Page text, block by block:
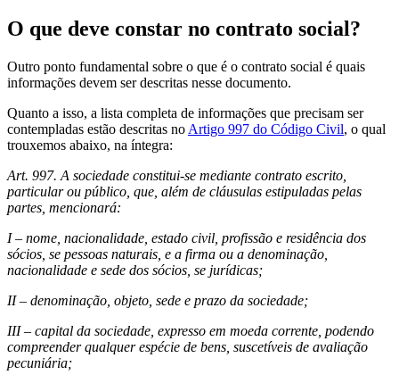
O que deve constar no contrato social?
Outro ponto fundamental sobre o que é o contrato social é quais
informações devem ser descritas nesse documento.
Quanto a isso, a lista completa de informações que precisam ser
contempladas estão descritas no Artigo 997 do Código Civil, o qual
trouxemos abaixo, na íntegra:
Art. 997. A sociedade constitui-se mediante contrato escrito,
particular ou público, que, além de cláusulas estipuladas pelas
partes, mencionará:
I – nome, nacionalidade, estado civil, profissão e residência dos
sócios, se pessoas naturais, e a firma ou a denominação,
nacionalidade e sede dos sócios, se jurídicas;
II – denominação, objeto, sede e prazo da sociedade;
III – capital da sociedade, expresso em moeda corrente, podendo
compreender qualquer espécie de bens, suscetíveis de avaliação
pecuniária;